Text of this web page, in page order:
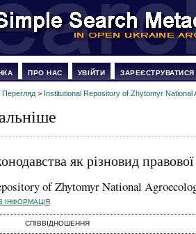
ПРО НАС УВІЙТИ ЗАРЕЄСТРУВАТИСЯ
Перегляд > Institutional Repository of Zhytomyr National
як різновид
of Zhytomyr National
ІНФОРМАЦІЯ
СПІВВІДНОШЕННЯ